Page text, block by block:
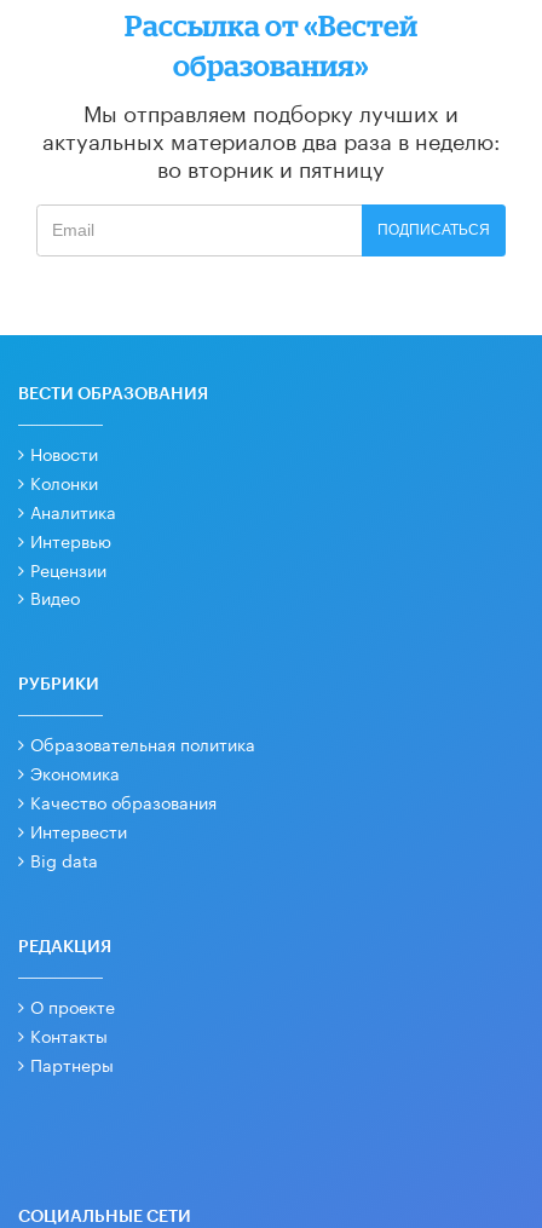
Рассылка от «Вестей
образования»
Мы отправляем подборку лучших и
актуальных материалов два раза в неделю:
во вторник и пятницу
ПОДПИСАТЬСЯ
ВЕСТИ ОБРАЗОВАНИЯ
Новости
Колонки
Аналитика
Интервью
Рецензии
Видео
РУБРИКИ
Образовательная политика
Экономика
Качество образования
Интервести
Big data
РЕДАКЦИЯ
О проекте
Контакты
Партнеры
СОЦИАЛЬНЫЕ СЕТИ